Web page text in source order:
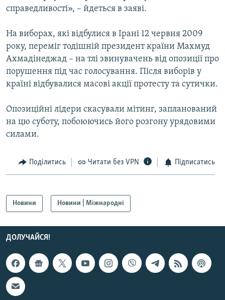
Усі сайти RFE/RL
справедливості», – йдеться в заяві.
На виборах, які відбулися в Ірані 12 червня 2009
року, переміг тодішній президент країни Махмуд
Ахмадінеджад – на тлі звинувачень від опозиції про
порушення під час голосування. Після виборів у
країні відбувалися масові акції протесту та сутички.
Опозиційні лідери скасували мітинг, запланований
на цю суботу, побоюючись його розгону урядовими
силами.
Поділитись Читати без VPN Підписатись
Новини Новини | Міжнародні
ДОЛУЧАЙСЯ!